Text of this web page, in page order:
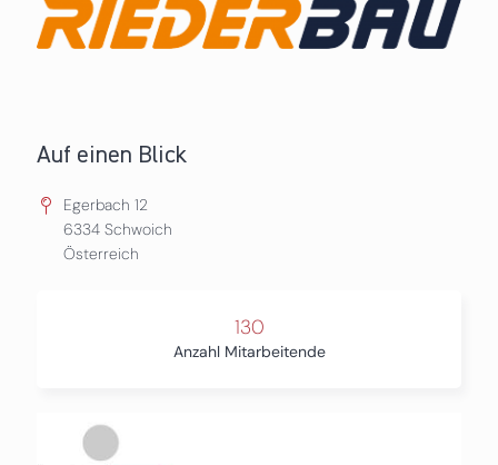
Das sind wir
Auf einen Blick
Egerbach 12
6334 Schwoich
Österreich
130
Anzahl Mitarbeitende